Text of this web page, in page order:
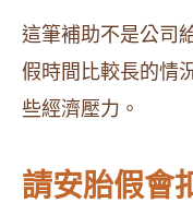
這筆補助不是公司
假時間比較長的情
些經濟壓力。
請安胎假會